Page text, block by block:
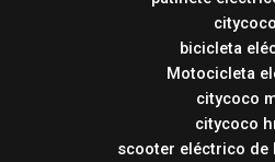
citycoco
bicicleta
Motocicleta
citycoco
citycoco
scooter eléctrico de